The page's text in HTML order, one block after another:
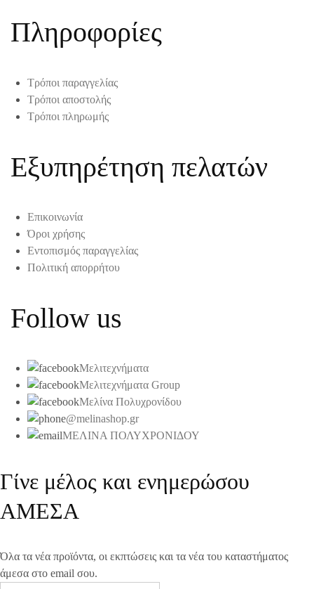
Πληροφορίες
Τρόποι παραγγελίας
Τρόποι αποστολής
Τρόποι πληρωμής
Εξυπηρέτηση πελατών
Επικοινωνία
Όροι χρήσης
Εντοπισμός παραγγελίας
Πολιτική απορρήτου
Follow us
Μελιτεχνήματα
Μελιτεχνήματα Group
Μελίνα Πολυχρονίδου
@melinashop.gr
ΜΕΛΙΝΑ ΠΟΛΥΧΡΟΝΙΔΟΥ
Γίνε μέλος και ενημερώσου
ΑΜΕΣΑ
Όλα τα νέα προϊόντα, οι εκπτώσεις και τα νέα του καταστήματος
άμεσα στο email σου.